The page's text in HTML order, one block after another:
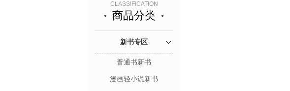
CLASSIFICATION
商品分类
新书专区
普通书新书
漫画轻小说新书